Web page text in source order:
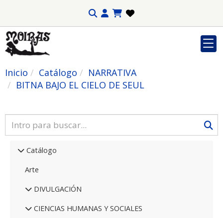
Inicio Catálogo
NARRATIVA
BITNA BAJO EL CIELO DE SEUL
Catálogo
Arte
DIVULGACIÓN
CIENCIAS HUMANAS Y SOCIALES